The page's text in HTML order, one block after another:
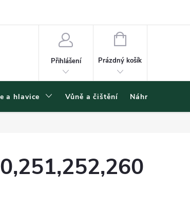
Přihlášení
NÁKUPNÍ
Prázdný košík
a hlavice Vůně a čištění Náhradní díly